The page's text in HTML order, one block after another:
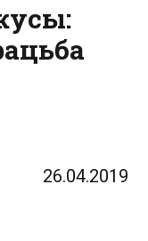
26.04.2019